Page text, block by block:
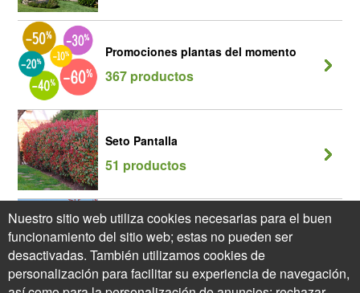
Promociones plantas del momento
367 productos
Seto Pantalla
51 productos
Seto Perenne
39 productos
Nuestro sitio web utiliza cookies necesarias para el buen
funcionamiento del sitio web; estas no pueden ser
desactivadas. También utilizamos cookies de
personalización para facilitar su experiencia de navegación,